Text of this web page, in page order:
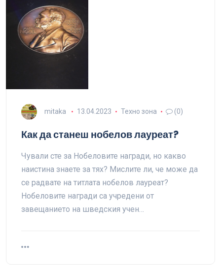
mitaka 13.04.2023 Техно зона (0)
Как да станеш нобелов лауреат?
Чували сте за Нобеловите награди, но какво
наистина знаете за тях? Мислите ли, че може да
се радвате на титлата нобелов лауреат?
Нобеловите награди са учредени от
завещанието на шведския учен…